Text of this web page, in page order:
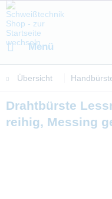
Menü
Übersicht
Drahtbürste
reihig, Messing